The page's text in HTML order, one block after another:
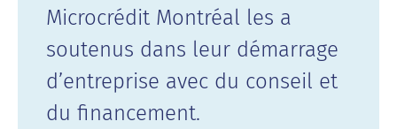
Microcrédit Montréal les a
soutenus dans leur démarrage
d’entreprise avec du conseil et
du financement.